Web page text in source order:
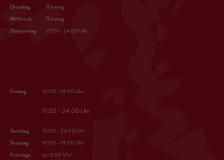
Dienstag
Ruhetag
Mittwoch
Ruhetag
Donnerstag
17:00 - 24:00 Uhr
Freitag 10:00 - 14:00 Uhr
17:00 - 24.00 Uhr
Samstag
10:00 - 24:00 Uhr
Sonntag
10:00 - 19:00 Uhr
Feiertage
bis 15.00 Uhr!